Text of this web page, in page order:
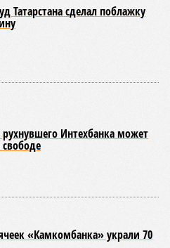
улиток всерьёз
и перспективного рынка Китая,
бездонный канал сбыта для
с каждым годом стабильно
и в текущем году
15 тонн живой улитки, в
варианты более
его словам, компания уже
но там продукт не
а поставки в Узбекистан
связь, но объёмы не
гораздо более
компанией исследование